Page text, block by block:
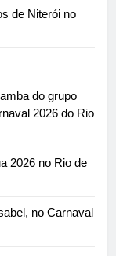
de Niterói no
do grupo
2026 do Rio
2026 no Rio de
no Carnaval